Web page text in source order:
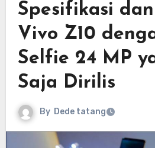
Spesifikasi
Vivo Z10
Selfie 24 MP
Saja Dirilis
By Dede tatang